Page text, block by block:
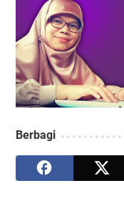
Berbagi